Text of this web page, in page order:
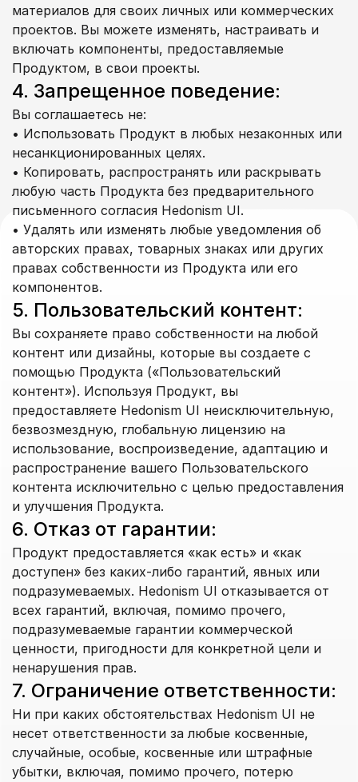
материалов для своих личных или коммерческих
проектов. Вы можете изменять, настраивать и
включать компоненты, предоставляемые
Продуктом, в свои проекты.
4. Запрещенное поведение:
Вы соглашаетесь не:
• Использовать Продукт в любых незаконных или
несанкционированных целях.
• Копировать, распространять или раскрывать
любую часть Продукта без предварительного
письменного согласия Hedonism UI.
• Удалять или изменять любые уведомления об
авторских правах, товарных знаках или других
правах собственности из Продукта или его
компонентов.
5. Пользовательский контент:
Вы сохраняете право собственности на любой
контент или дизайны, которые вы создаете с
помощью Продукта («Пользовательский
контент»). Используя Продукт, вы
предоставляете Hedonism UI неисключительную,
безвозмездную, глобальную лицензию на
использование, воспроизведение, адаптацию и
распространение вашего Пользовательского
контента исключительно с целью предоставления
и улучшения Продукта.
6. Отказ от гарантии:
Продукт предоставляется «как есть» и «как
доступен» без каких-либо гарантий, явных или
подразумеваемых. Hedonism UI отказывается от
всех гарантий, включая, помимо прочего,
подразумеваемые гарантии коммерческой
ценности, пригодности для конкретной цели и
ненарушения прав.
7. Ограничение ответственности:
Ни при каких обстоятельствах Hedonism UI не
несет ответственности за любые косвенные,
случайные, особые, косвенные или штрафные
убытки, включая, помимо прочего, потерю